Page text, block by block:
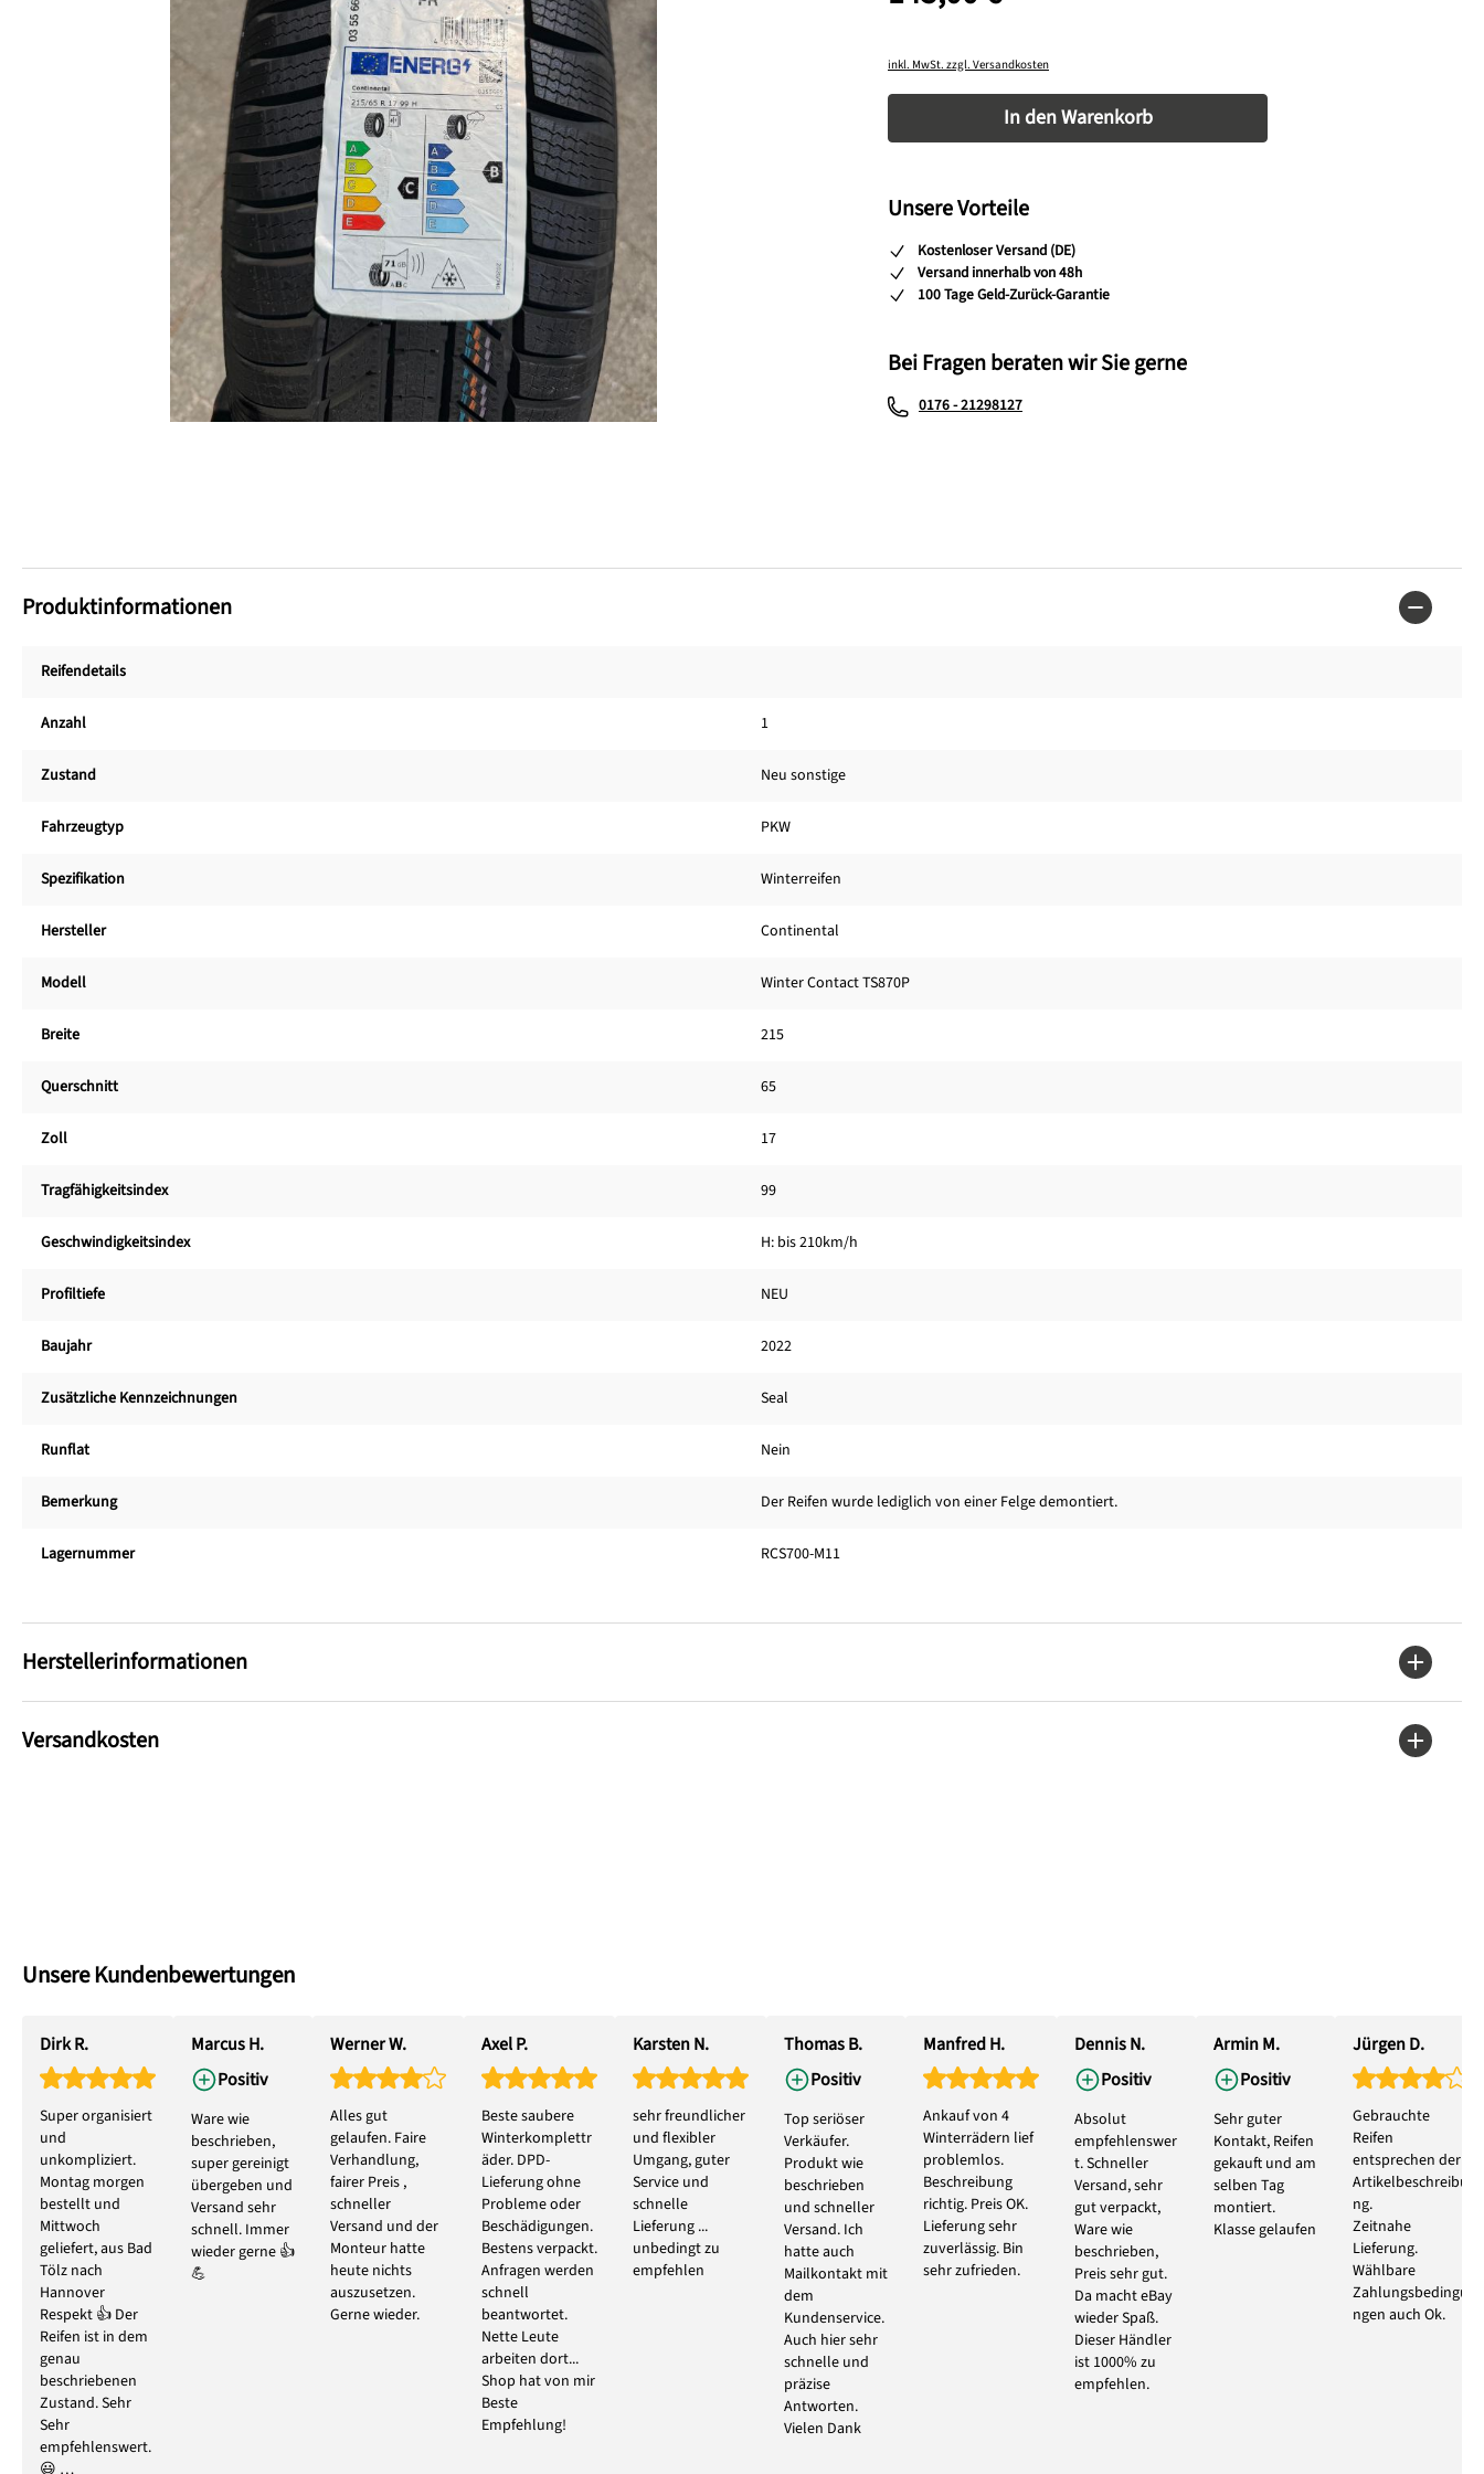
inkl. MwSt. zzgl. Versandkosten
Produkt Anzahl: Gib den gewünschten Wert ein oder
In den Warenkorb
Unsere Vorteile
Kostenloser Versand (DE)
Versand innerhalb von 48h
100 Tage Geld-Zurück-Garantie
Bei Fragen beraten wir Sie gerne
0176 - 21298127
Produktinformationen
Reifendetails
Anzahl 1
Zustand Neu sonstige
Fahrzeugtyp PKW
Spezifikation Winterreifen
Hersteller Continental
Modell Winter Contact TS870P
Breite 215
Querschnitt 65
Zoll 17
Tragfähigkeitsindex 99
Geschwindigkeitsindex H: bis 210km/h
Profiltiefe NEU
Baujahr 2022
Zusätzliche Kennzeichnungen Seal
Runflat Nein
Bemerkung Der Reifen wurde lediglich von einer Felge demontiert.
Lagernummer RCS700-M11
Herstellerinformationen
Versandkosten
Unsere Kundenbewertungen
Dirk R.
Super organisiert
und
unkompliziert.
Montag morgen
bestellt und
Mittwoch
geliefert, aus Bad
Tölz nach
Hannover
Respekt 👍 Der
Reifen ist in dem
genau
beschriebenen
Zustand. Sehr
Sehr
empfehlenswert.
Marcus H.
Positiv
Ware wie
beschrieben,
super gereinigt
übergeben und
Versand sehr
schnell. Immer
wieder gerne 👍
💪
Werner W.
Alles gut
gelaufen. Faire
Verhandlung,
fairer Preis ,
schneller
Versand und der
Monteur hatte
heute nichts
auszusetzen.
Gerne wieder.
Axel P.
Beste saubere
Winterkomplettr
äder. DPD-
Lieferung ohne
Probleme oder
Beschädigungen.
Bestens verpackt.
Anfragen werden
schnell
beantwortet.
Nette Leute
arbeiten dort...
Shop hat von mir
Beste
Empfehlung!
Karsten N.
sehr freundlicher
und flexibler
Umgang, guter
Service und
schnelle
Lieferung ...
unbedingt zu
empfehlen
Thomas B.
Positiv
Top seriöser
Verkäufer.
Produkt wie
beschrieben
und schneller
Versand. Ich
hatte auch
Mailkontakt mit
dem
Kundenservice.
Auch hier sehr
schnelle und
präzise
Antworten.
Vielen Dank
Manfred H.
Ankauf von 4
Winterrädern lief
problemlos.
Beschreibung
richtig. Preis OK.
Lieferung sehr
zuverlässig. Bin
sehr zufrieden.
Dennis N.
Positiv
Absolut
empfehlenswer
t. Schneller
Versand, sehr
gut verpackt,
Ware wie
beschrieben,
Preis sehr gut.
Da macht eBay
wieder Spaß.
Dieser Händler
ist 1000% zu
empfehlen.
Armin M.
Positiv
Sehr guter
Kontakt, Reifen
gekauft und am
selben Tag
montiert.
Klasse gelaufen
Jürgen D.
Gebrauchte
Reifen
entsprechen der
Artikelbeschreibu
ng.
Zeitnahe
Lieferung.
Wählbare
Zahlungsbedingu
ngen auch Ok.